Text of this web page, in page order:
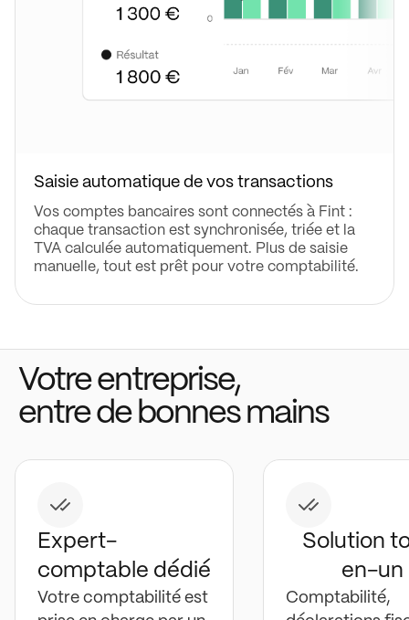
Saisie automatique de vos transactions
Vos comptes bancaires sont connectés à Fint :
chaque transaction est synchronisée, triée et la
TVA calculée automatiquement. Plus de saisie
manuelle, tout est prêt pour votre comptabilité.
Votre entreprise,
entre de bonnes mains
Expert-
comptable dédié
Votre comptabilité est
Solution
en-un
Comptabilité,